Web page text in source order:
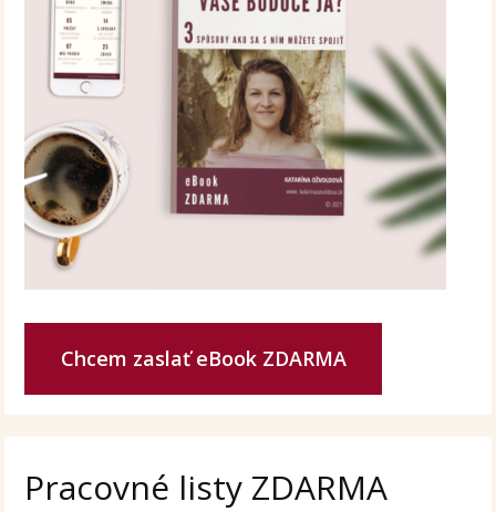
Chcem zaslať eBook ZDARMA
Pracovné listy ZDARMA